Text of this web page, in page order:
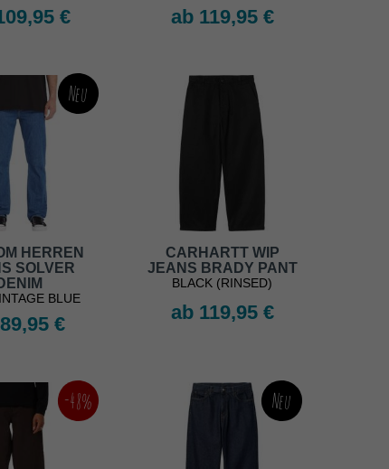
€ ab 119,95 €
Neu
HERREN
SOLVER
BLUE
€
CARHARTT WIP
JEANS BRADY PANT
BLACK (RINSED)
ab 119,95 €
-48% Neu